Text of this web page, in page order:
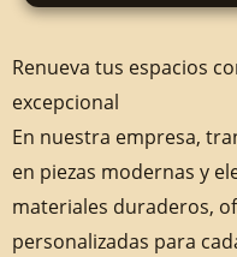
Renueva tus espacios
excepcional
En nuestra empresa,
en piezas modernas y
materiales duraderos,
personalizadas para